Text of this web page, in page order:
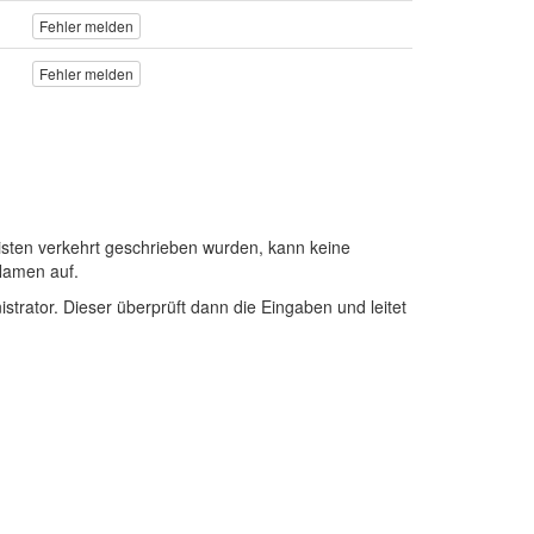
Fehler melden
Fehler melden
verkehrt geschrieben wurden, kann keine
auf.
Dieser überprüft dann die Eingaben und leitet